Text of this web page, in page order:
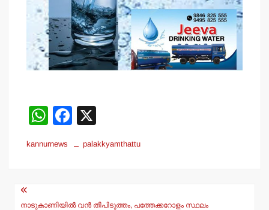
W
at
F
c
kannurnews palakkyamthattu
Post
നാടുകാണിയില്‍ വന്‍ തീപിടുത്തം, പത്തേക്കറോളം സ്ഥലം